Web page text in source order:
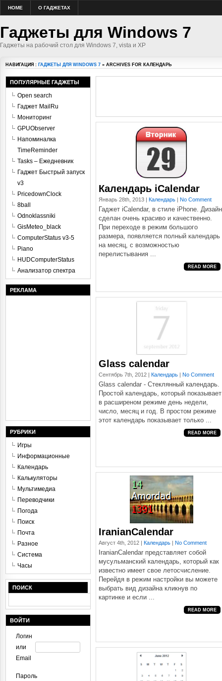
HOME О ГАДЖЕТАХ
Гаджеты для Windows 7
Гаджеты на рабочий стол для Windows 7, vista и XP
НАВИГАЦИЯ : ГАДЖЕТЫ ДЛЯ WINDOWS 7 » ARCHIVES FOR КАЛЕНДАРЬ
Календарь iCalendar
Январь 28th, 2013 | Календарь | No Comment
Гаджет iCalendar, в стиле iPhone. Дизайн
сделан очень красиво и качественно.
При переходе в режим большого
размера, появляется полный календарь
на месяц, с возможностью
перелистывания ...
READ MORE
Glass calendar
Сентябрь 7th, 2012 | Календарь | No Comment
Glass calendar - Стеклянный календарь.
Простой календарь, который показывает
в расширеном режиме день недели,
число, месяц и год. В простом режиме
этот календарь показывает только ...
READ MORE
IranianCalendar
Август 4th, 2012 | Календарь | No Comment
IranianCalendar представляет собой
мусульманский календарь, который как
известно имеет свое летосчисление.
Перейдя в режим настройки вы можете
выбрать вид дизайна кликнув по
картинке и если ...
READ MORE
ПОПУЛЯРНЫЕ ГАДЖЕТЫ
Open search
Гаджет MailRu
Мониторинг
GPUObserver
Напоминалка
TimeReminder
Tasks – Ежедневник
Гаджет Быстрый запуск
v3
PricedownClock
8ball
Odnoklassniki
GisMeteo_black
ComputerStatus v3-5
Piano
HUDComputerStatus
Анализатор спектра
РЕКЛАМА
РУБРИКИ
Игры
Информационные
Календарь
Калькуляторы
Мультимедиа
Переводчики
Погода
Поиск
Почта
Разное
Система
Часы
ПОИСК
ВОЙТИ
Логин
или
Email
Пароль